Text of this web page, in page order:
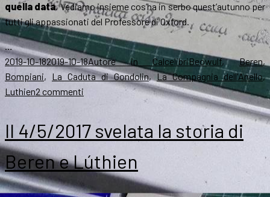
quella data. Vediamo insieme cos’ha in serbo quest’autunno per
tutti gli appassionati del Professore di Oxford.
…
Scritto
il
2019-10-182019-10-18Autore
Autore in CalceCategorie
libriTag
Beowulf,Beren,
Bompiani, La Caduta di Gondolin, La Compagnia dell'Anello,
Luthien2 commenti
novità
ottobre
Il 4/5/2017 svelata la storia di
Beren e Lúthien